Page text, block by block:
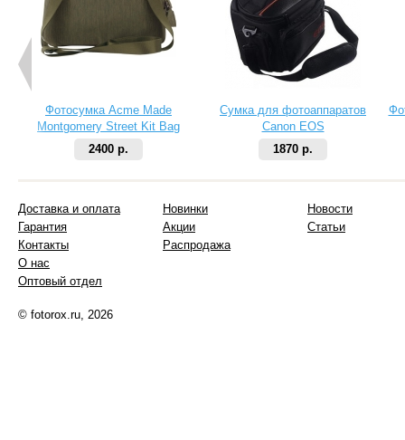
Фотосумка Acme Made
Montgomery Street Kit Bag
зеленая
2400 р.
Сумка для фотоаппаратов
Canon EOS
1870 р.
Доставка и оплата
Гарантия
Контакты
О нас
Оптовый отдел
Новинки
Акции
Распродажа
Новости
Статьи
© fotorox.ru, 2026